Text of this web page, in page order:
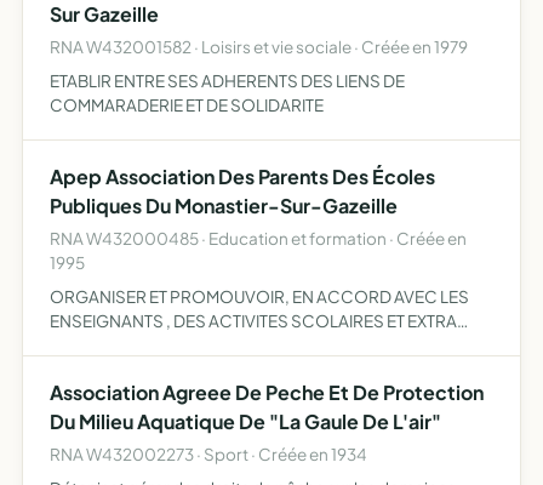
Sur Gazeille
RNA W432001582 · Loisirs et vie sociale · Créée en 1979
ETABLIR ENTRE SES ADHERENTS DES LIENS DE
COMMARADERIE ET DE SOLIDARITE
Apep Association Des Parents Des Écoles
Publiques Du Monastier-Sur-Gazeille
RNA W432000485 · Education et formation · Créée en
1995
ORGANISER ET PROMOUVOIR, EN ACCORD AVEC LES
ENSEIGNANTS , DES ACTIVITES SCOLAIRES ET EXTRA
ARTISTIQUES OU SPORTIVES
Association Agreee De Peche Et De Protection
Du Milieu Aquatique De "La Gaule De L'air"
RNA W432002273 · Sport · Créée en 1934